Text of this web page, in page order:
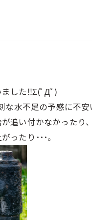
した‼Σ(ﾟДﾟ)
な水不足の予感に不安
追い付かなかったり、
ったり･･･。